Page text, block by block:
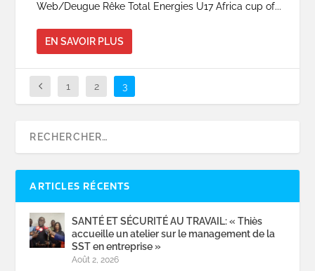
Web/Deugue Rêke Total Energies U17 Africa cup of...
EN SAVOIR PLUS
1 2 3
ARTICLES RÉCENTS
SANTÉ ET SÉCURITÉ AU TRAVAIL: « Thiès
accueille un atelier sur le management de la
SST en entreprise »
Août 2, 2026